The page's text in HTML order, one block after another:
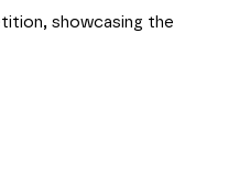
showcasing the